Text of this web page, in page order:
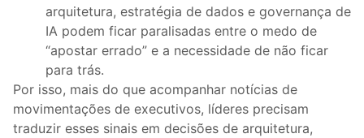
arquitetura, estratégia de dados e governança de
IA podem ficar paralisadas entre o medo de
“apostar errado” e a necessidade de não ficar
para trás.
Por isso, mais do que acompanhar notícias de
movimentações de executivos, líderes precisam
traduzir esses sinais em decisões de arquitetura,